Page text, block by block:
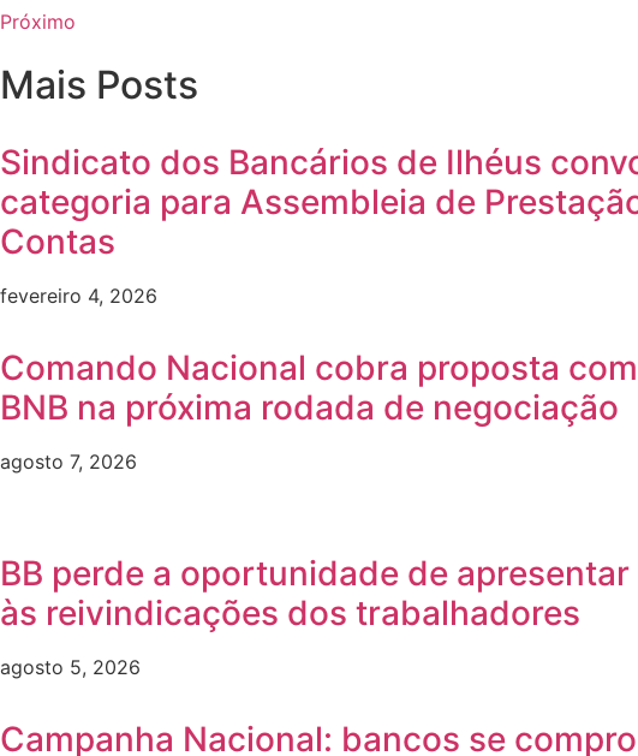
Próximo
Mais Posts
Sindicato dos Bancários de Ilhéus
categoria para Assembleia de
Contas
fevereiro 4, 2026
Comando Nacional cobra proposta
BNB na próxima rodada de negociação
agosto 7, 2026
BB perde a oportunidade de
às reivindicações dos trabalhadores
agosto 5, 2026
Campanha Nacional: bancos se